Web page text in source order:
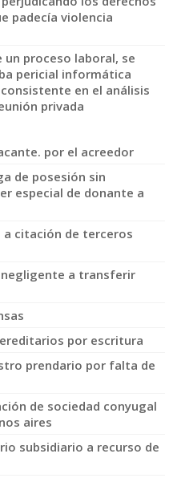
padecía violencia
un proceso laboral, se
pericial informática
en el análisis
privada
por el acreedor
de posesión sin
especial de donante a
citación de terceros
a transferir
por escritura
prendario por falta de
de sociedad conyugal
aires
subsidiario a recurso de